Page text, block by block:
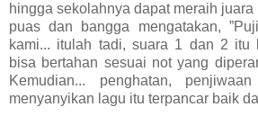
hingga sekolahnya dapat meraih
puas dan bangga mengatakan,
kami... itulah tadi, suara 1 dan 2 itu
bisa bertahan sesuai not yang
Kemudian... penghatan,
menyanyikan lagu itu terpancar baik